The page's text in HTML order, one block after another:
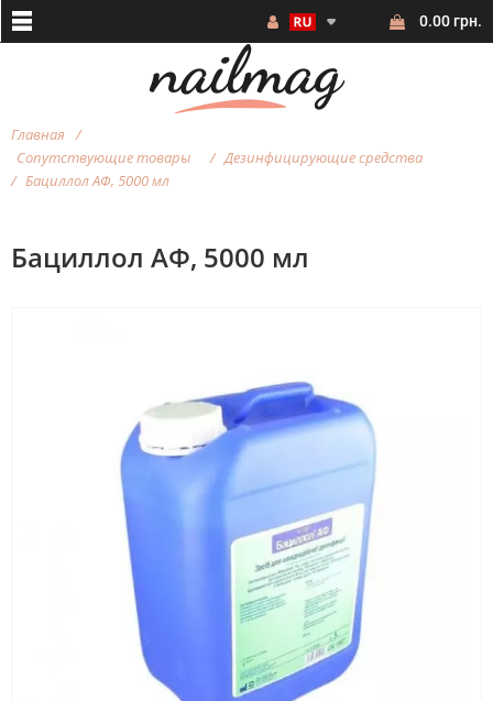
0.00 грн.
Главная
Сопутствующие товары
Дезинфицирующие средства
Бациллол АФ, 5000 мл
Бациллол АФ, 5000 мл